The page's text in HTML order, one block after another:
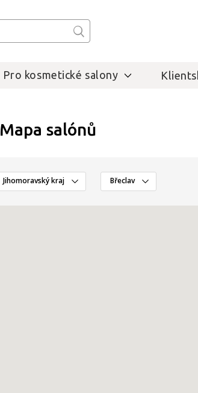
Pro kosmetické salony
Mapa salónů
Jihomoravský kraj Břeclav